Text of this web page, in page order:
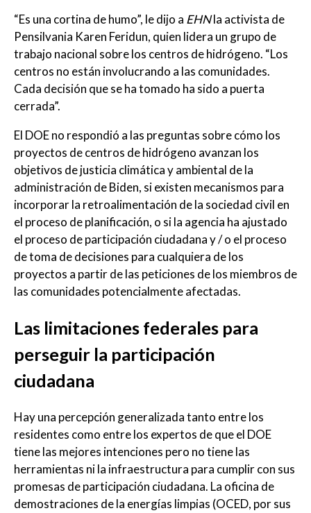
“Es una cortina de humo”, le dijo a EHNla activista de
Pensilvania Karen Feridun, quien lidera un grupo de
trabajo nacional sobre los centros de hidrógeno. “Los
centros no están involucrando a las comunidades.
Cada decisión que se ha tomado ha sido a puerta
cerrada”.
El DOE no respondió a las preguntas sobre cómo los
proyectos de centros de hidrógeno avanzan los
objetivos de justicia climática y ambiental de la
administración de Biden, si existen mecanismos para
incorporar la retroalimentación de la sociedad civil en
el proceso de planificación, o si la agencia ha ajustado
el proceso de participación ciudadana y / o el proceso
de toma de decisiones para cualquiera de los
proyectos a partir de las peticiones de los miembros de
las comunidades potencialmente afectadas.
Las limitaciones federales para
perseguir la participación
ciudadana
Hay una percepción generalizada tanto entre los
residentes como entre los expertos de que el DOE
tiene las mejores intenciones pero no tiene las
herramientas ni la infraestructura para cumplir con sus
promesas de participación ciudadana. La oficina de
demostraciones de la energías limpias (OCED, por sus